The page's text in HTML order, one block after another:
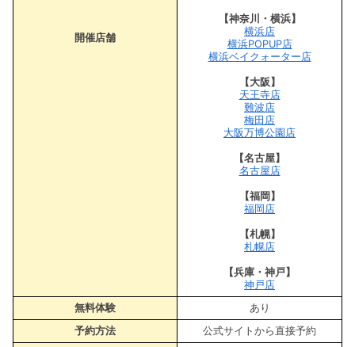
開催店舗
【神奈川・横浜】
横浜店
横浜POPUP店
横浜ベイクォーター店
【大阪】
天王寺店
難波店
梅田店
大阪万博公園店
【名古屋】
名古屋店
【福岡】
福岡店
【札幌】
札幌店
【兵庫・神戸】
神戸店
無料体験
あり
予約方法
公式サイトから直接予約